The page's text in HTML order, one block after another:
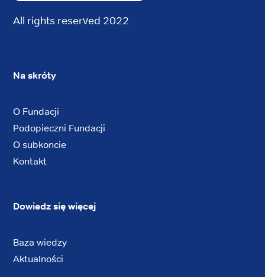
All rights reserved 2022
Na skróty
O Fundacji
Podopieczni Fundacji
O subkoncie
Kontakt
Dowiedz się więcej
Baza wiedzy
Aktualności